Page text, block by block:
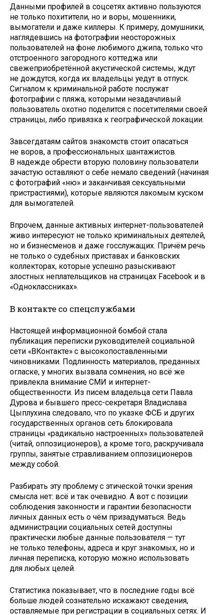
Данными профилей в соцсетях активно пользуются
не только похитители, но и воры, мошенники,
вымогатели и даже киллеры. К примеру, домушники,
наглядевшись на фотографии неосторожных
пользователей на фоне любимого джипа, только что
отстроенного загородного коттеджа или
свежеприобретённой акустической системы, ждут
не дождутся, когда их владельцы уедут в отпуск.
Сигналом к криминальной работе послужат
фотографии с пляжа, которыми незадачливый
пользователь охотно поделится с посетителями своей
страницы, либо привязка к географической локации.
Завсегдатаям сайтов знакомств стоит опасаться
не воров, а профессиональных шантажистов.
В надежде обрести вторую половину пользователи
зачастую оставляют о себе немало сведений (начиная
с фотографий «ню» и заканчивая сексуальными
пристрастиями), которые являются лакомым куском
для вымогателей.
Впрочем, данные активных интернет-пользователей
живо интересуют не только криминальных деятелей,
но и бизнесменов и даже госслужащих. Причём речь
не только о судебных приставах и банковских
коллекторах, которые успешно разыскивают
злостных неплательщиков на страницах Facebook и в
«Одноклассниках».
В контакте со спецслужбами
Настоящей информационной бомбой стала
публикация переписки руководителей социальной
сети «ВКонтакте» с высокопоставленными
чиновниками. Подлинность материалов, преданных
огласке, у многих вызвала сомнения, но всё же
привлек­ла внимание СМИ и интернет-
общественности. Из писем владельца сети Павла
Дурова и бывшего пресс-секретаря Владислава
Цыплухина следовало, что по указке ФСБ и других
государственных органов сеть блокировала
страницы «радикально настроенных» пользователей
(читай, оппозиционеров), а кроме того, раскручивала
группы, занятые стравливанием оппозиционеров
между собой.
Разбирать эту проблему с этической точки зрения
смысла нет: всё и так очевидно. А вот с позиции
соблюдения законности и гарантии безопасности
личных данных есть о чём призадуматься. Ведь
администрации социальных сетей доступны
практически любые данные пользователя — тут
не только телефоны, адреса и круг знакомых, но и
личная переписка, которую можно использовать
для любых целей.
Статистика показывает, что в последние годы всё
больше людей сознательно искажают сведения,
оставляемые при регистрации в социальных сетях. И